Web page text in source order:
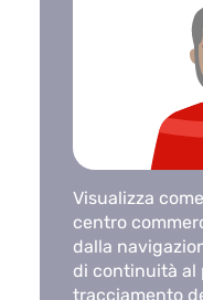
Visualizza
centro
dalla
di continuità al
tracciamento